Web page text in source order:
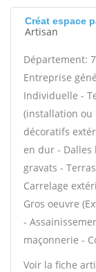
Créat espace
Artisan
Département:
Entreprise
Individuelle -
(installation ou
décoratifs
en dur - Dalles
gravats -
Carrelage
Gros oeuvre
-
maçonnerie -
Voir la fiche